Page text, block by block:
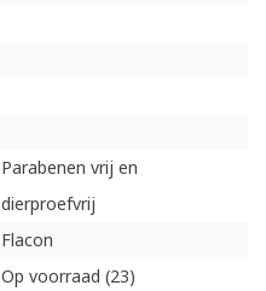
Parabenen vrij en
dierproefvrij
Flacon
Op voorraad (23)